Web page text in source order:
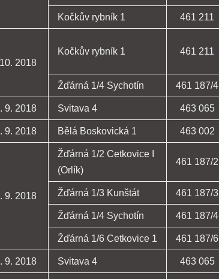
Kočkův rybník 1 461 211
2018
Kočkův rybník 1 461 211
Žďárná 1/4 Sychotín 461 187/4
9. 2018 Svitava 4 463 065
9. 2018 Bělá Boskovická 1 463 002
9. 2018
Žďárná 1/2 Cetkovice I
(Orlík)
461 187/2
Žďárná 1/3 Kunštát 461 187/3
Žďárná 1/4 Sychotín 461 187/4
Žďárná 1/6 Cetkovice 1 461 187/6
9. 2018 Svitava 4 463 065